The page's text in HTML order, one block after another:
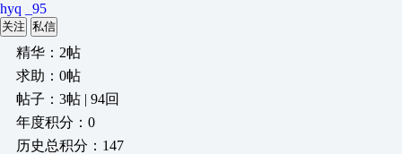
hyq _95
关注 私信
精华：2帖
求助：0帖
帖子：3帖 | 94回
年度积分：0
历史总积分：147